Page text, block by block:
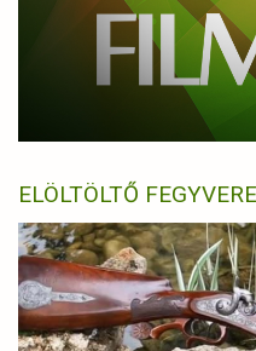
ELÖLTÖLTŐ